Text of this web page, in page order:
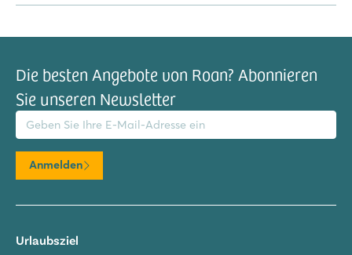
Die besten Angebote von Roan? Abonnieren
Sie unseren Newsletter
Adresse
Anmelden
Urlaubsziel